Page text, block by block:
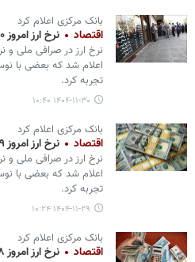
بانک مرکزی اعلام کرد
اقتصاد نرخ ارز امروز ۳۰ بهمن ۱۴۰۴ + قیمت یورو
اعلام شد که بعضی با
تجربه کرد.
۱۴۰۴-۱۱-۳۰ ۱۰:۴۰
بانک مرکزی اعلام کرد
اقتصاد نرخ ارز امروز ۲۹ بهمن ۱۴۰۴ + قیمت یورو
اعلام شد که بعضی با
تجربه کرد.
۱۴۰۴-۱۱-۲۹ ۱۰:۲۴
بانک مرکزی اعلام کرد
اقتصاد نرخ ارز امروز ۲۸ بهمن ۱۴۰۴ + قیمت یورو